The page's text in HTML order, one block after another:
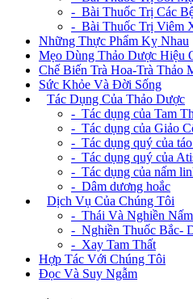
- Bài Thuốc Trị Các
- Bài Thuốc Trị Viêm
Những Thực Phẩm Kỵ Nhau
Mẹo Dùng Thảo Dược Hiệu
Chế Biến Trà Hoa-Trà Thảo
Sức Khỏe Và Đời Sống
Tác Dụng Của Thảo Dược
- Tác dụng của Tam
- Tác dụng của Giảo
- Tác dụng quý của
- Tác dụng quý của
- Tác dụng của nấm
- Dâm dương hoắc
Dịch Vụ Của Chúng Tôi
- Thái Và Nghiền
- Nghiền Thuốc Bắc-
- Xay Tam Thất
Hợp Tác Với Chúng Tôi
Đọc Và Suy Ngẫm